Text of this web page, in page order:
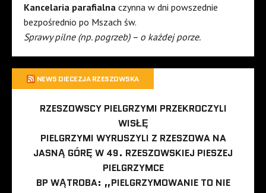
Kancelaria parafialna czynna w dni powszednie
bezpośrednio po Mszach św.
Sprawy pilne (np. pogrzeb) – o każdej porze.
NEWS DIECEZJA RZESZOWSKA
RZESZOWSCY PIELGRZYMI PRZEKROCZYLI
WISŁĘ
PIELGRZYMI WYRUSZYLI Z RZESZOWA NA
JASNĄ GÓRĘ W 49. RZESZOWSKIEJ PIESZEJ
PIELGRZYMCE
BP WĄTROBA: „PIELGRZYMOWANIE TO NIE